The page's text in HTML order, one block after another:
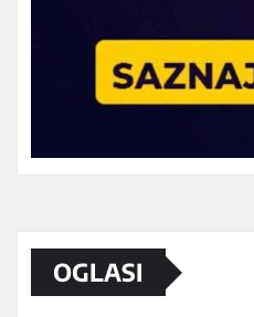
OGLASI
Od sada mali